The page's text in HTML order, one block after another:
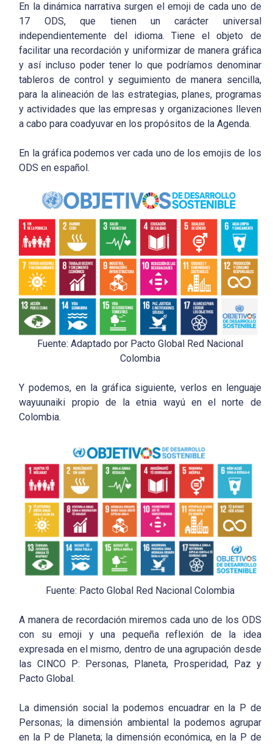
En la dinámica narrativa surgen el emoji de cada uno de
17 ODS, que tienen un carácter universal
independientemente del idioma. Tiene el objeto de
facilitar una recordación y uniformizar de manera gráfica
y así incluso poder tener lo que podríamos denominar
tableros de control y seguimiento de manera sencilla,
para la alineación de las estrategias, planes, programas
y actividades que las empresas y organizaciones lleven
a cabo para coadyuvar en los propósitos de la Agenda.
En la gráfica podemos ver cada uno de los emojis de los
ODS en español.
Fuente: Adaptado por Pacto Global Red Nacional
Colombia
Y podemos, en la gráfica siguiente, verlos en lenguaje
wayuunaiki propio de la etnia wayú en el norte de
Colombia.
Fuente: Pacto Global Red Nacional Colombia
A manera de recordación miremos cada uno de los ODS
con su emoji y una pequeña reflexión de la idea
expresada en el mismo, dentro de una agrupación desde
las CINCO P: Personas, Planeta, Prosperidad, Paz y
Pacto Global.
La dimensión social la podemos encuadrar en la P de
Personas; la dimensión ambiental la podemos agrupar
en la P de Planeta; la dimensión económica, en la P de